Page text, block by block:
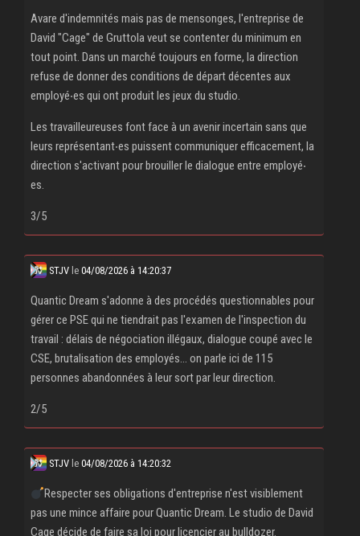
Avare d'indemnités mais pas de mensonges, l'entreprise de
David "Cage" de Gruttola veut se contenter du minimum en
tout point. Dans un marché toujours en forme, la direction
refuse de donner des conditions de départ décentes aux
employé‧es qui ont produit les jeux du studio.
Les travailleureuses font face à un avenir incertain sans que
leurs représentant‧es puissent communiquer efficacement, la
direction s'activant pour brouiller le dialogue entre employé‧
es.
3/5
STJV le 04/08/2026 à 14:20:37
Quantic Dream s'adonne à des procédés questionnables pour
gérer ce PSE qui ne tiendrait pas l'examen de l'inspection du
travail : délais de négociation illégaux, dialogue coupé avec le
CSE, brutalisation des employés... on parle ici de 115
personnes abandonnées à leur sort par leur direction.
2/5
STJV le 04/08/2026 à 14:20:32
Respecter ses obligations d'entreprise n'est visiblement
pas une mince affaire pour Quantic Dream. Le studio de David
Cage décide de faire sa loi pour licencier au bulldozer.